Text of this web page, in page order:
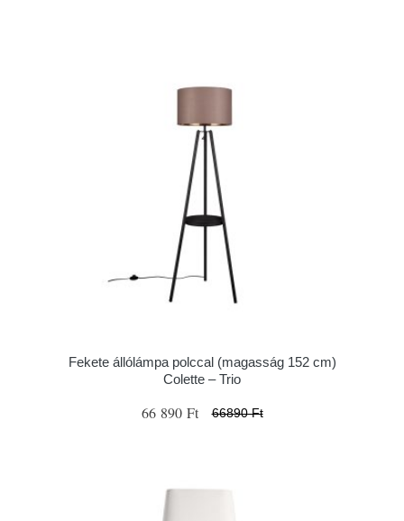
Fekete állólámpa polccal (magasság 152 cm)
Colette – Trio
66 890 Ft 66890 Ft